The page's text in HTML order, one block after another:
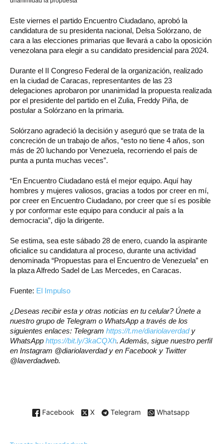
Este viernes el partido Encuentro Ciudadano, aprobó la
candidatura de su presidenta nacional, Delsa Solórzano, de
cara a las elecciones primarias que llevará a cabo la oposición
venezolana para elegir a su candidato presidencial para 2024.
Durante el II Congreso Federal de la organización, realizado
en la ciudad de Caracas, representantes de las 23
delegaciones aprobaron por unanimidad la propuesta realizada
por el presidente del partido en el Zulia, Freddy Piña, de
postular a Solórzano en la primaria.
Solórzano agradeció la decisión y aseguró que se trata de la
concreción de un trabajo de años, “esto no tiene 4 años, son
más de 20 luchando por Venezuela, recorriendo el país de
punta a punta muchas veces”.
“En Encuentro Ciudadano está el mejor equipo. Aquí hay
hombres y mujeres valiosos, gracias a todos por creer en mí,
por creer en Encuentro Ciudadano, por creer que sí es posible
y por conformar este equipo para conducir al país a la
democracia”, dijo la dirigente.
Se estima, sea este sábado 28 de enero, cuando la aspirante
oficialice su candidatura al proceso, durante una actividad
denominada “Propuestas para el Encuentro de Venezuela” en
la plaza Alfredo Sadel de Las Mercedes, en Caracas.
Fuente: El Impulso
¿Deseas recibir esta y otras noticias en tu celular? Únete a
nuestro grupo de Telegram o WhatsApp a través de los
siguientes enlaces: Telegram https://t.me/diariolaverdady
WhatsApp https://bit.ly/3kaCQXh. Además, sigue nuestro perfil
en Instagram @diariolaverdad y en Facebook y Twitter
@laverdadweb.
Facebook X Telegram Whatsapp